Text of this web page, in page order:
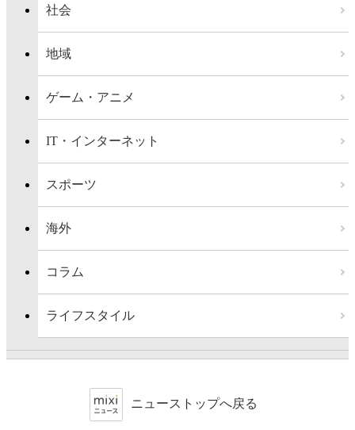
社会
地域
ゲーム・アニメ
IT・インターネット
スポーツ
海外
コラム
ライフスタイル
ニューストップへ戻る